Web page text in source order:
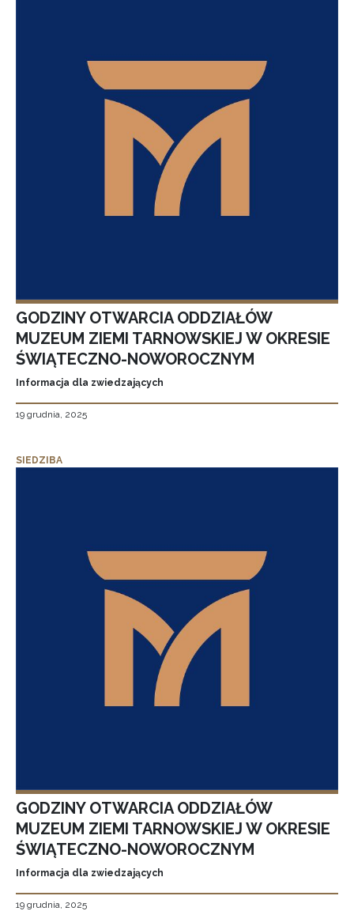
GODZINY OTWARCIA ODDZIAŁÓW
MUZEUM ZIEMI TARNOWSKIEJ W OKRESIE
ŚWIĄTECZNO-NOWOROCZNYM
Informacja dla zwiedzających
19 grudnia, 2025
SIEDZIBA
GODZINY OTWARCIA ODDZIAŁÓW
MUZEUM ZIEMI TARNOWSKIEJ W OKRESIE
ŚWIĄTECZNO-NOWOROCZNYM
Informacja dla zwiedzających
19 grudnia, 2025